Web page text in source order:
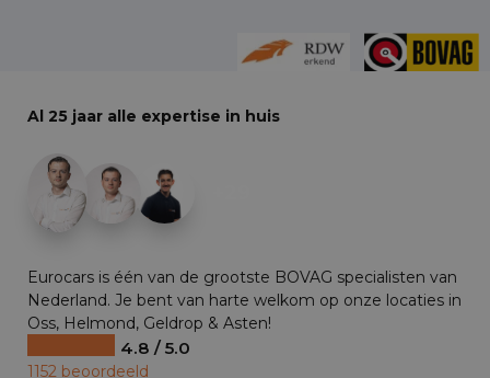
Al 25 jaar alle expertise in huis
Eurocars is één van de grootste BOVAG specialisten van
Nederland. Je bent van harte welkom op onze locaties in
Oss, Helmond, Geldrop & Asten!
4.8 / 5.0
1152 beoordeeld